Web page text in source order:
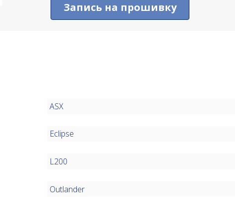
Запись на прошивку
ASX
Eclipse
L200
Outlander